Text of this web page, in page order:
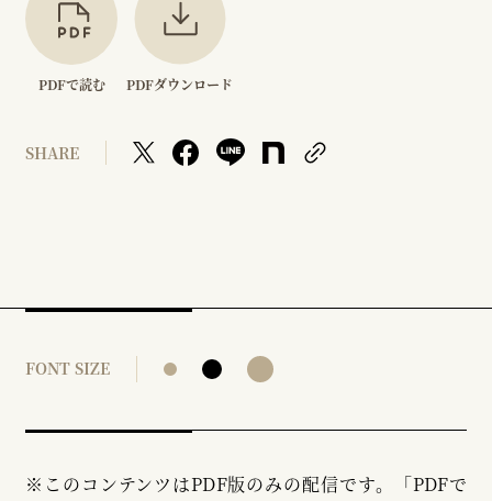
PDFで読む PDFダウンロード
SHARE
FONT SIZE
※このコンテンツはPDF版のみの配信です。「PDFで